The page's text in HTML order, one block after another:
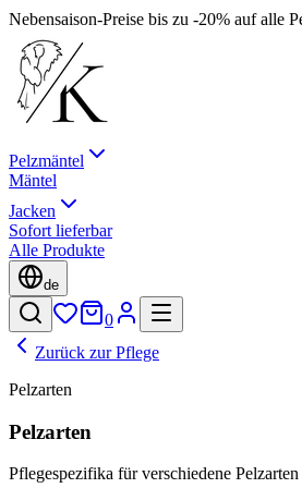
Nebensaison-Preise bis zu -20% auf alle
Pelzmäntel
Mäntel
Jacken
Sofort lieferbar
Alle Produkte
de
0
Zurück zur Pflege
Pelzarten
Pelzarten
Pflegespezifika für verschiedene